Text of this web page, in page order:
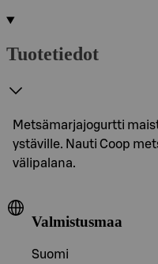
Tuotetiedot
Metsämarjajogurtti
ystäville. Nauti Coop
välipalana.
Valmistusmaa
Suomi